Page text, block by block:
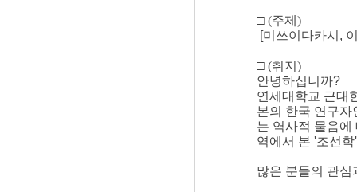
□ (주제 )
[미쓰이다카시,
□ (취지 )
안녕하십니까?
연세대학교 근대
본의 한국 연구
는 역사적 물음
역에서 본 '조선
많은 분들의 관심